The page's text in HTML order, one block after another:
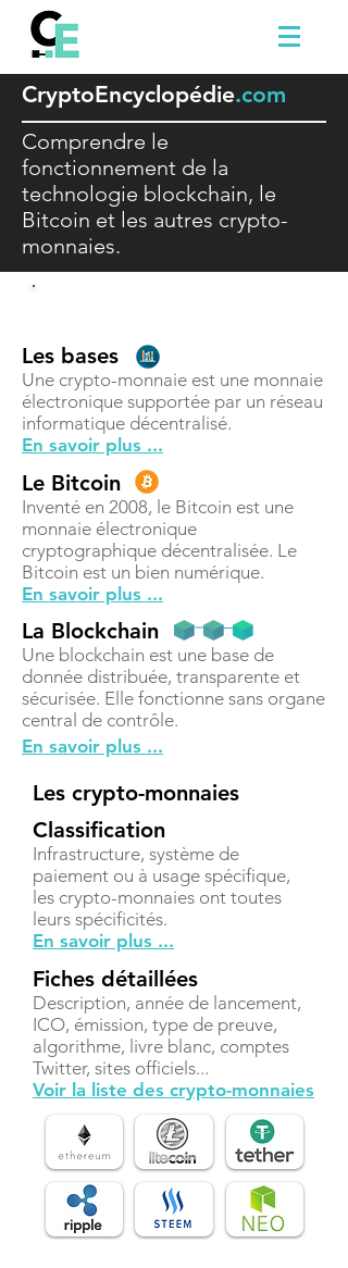
CryptoEncyclopédie.com
Comprendre le
fonctionnement de la
technologie blockchain, le
Bitcoin et les autres crypto-
monnaies.
Les bases
Une crypto-monnaie est une monnaie
électronique supportée par un réseau
informatique décentralisé.
En savoir plus ...
Le Bitcoin
Inventé en 2008, le Bitcoin est une
monnaie électronique
cryptographique décentralisée. Le
Bitcoin est un bien numérique.
En savoir plus ...
La Blockchain
Une blockchain est une base de
donnée distribuée, transparente et
sécurisée. Elle fonctionne sans organe
central de contrôle.
En savoir plus ...
Les crypto-monnaies
Classification
Infrastructure, système de
paiement ou à usage spécifique,
les crypto-monnaies ont toutes
leurs spécificités.
En savoir plus ...
Fiches détaillées
Description, année de lancement,
ICO, émission, type de preuve,
algorithme, livre blanc, comptes
Twitter, sites officiels...
Voir la liste des crypto-monnaies